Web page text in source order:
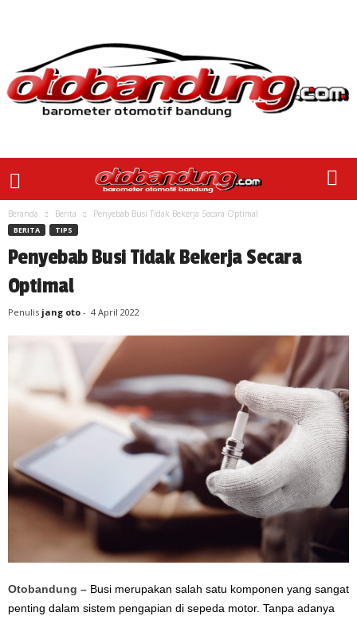
Beranda Berita Penyebab Busi Tidak Bekerja Secara Optimal
BERITA TIPS
Penyebab Busi Tidak Bekerja Secara
Optimal
Penulis jang oto - 4 April 2022
Otobandung – Busi merupakan salah satu komponen yang sangat
penting dalam sistem pengapian di sepeda motor. Tanpa adanya